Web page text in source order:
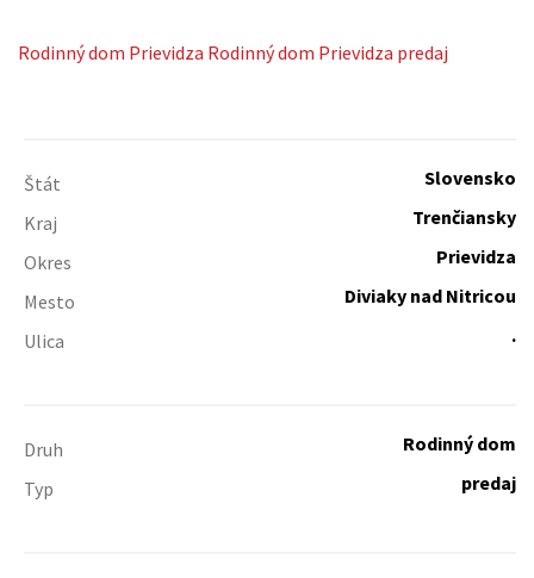
Rodinný dom Prievidza Rodinný dom Prievidza predaj
Štát
Slovensko
Kraj
Trenčiansky
Okres
Prievidza
Mesto
Diviaky nad Nitricou
Ulica
.
Druh
Rodinný dom
Typ
predaj